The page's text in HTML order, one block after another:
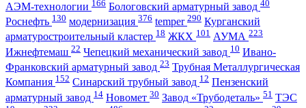
АЭМ-технологии 166 Бологовский арматурный завод 40
Роснефть 130 модернизация 376 temper 290 Курганский
арматуростроительный кластер 18 ЖКХ 101 АУМА 223
Ижнефтемаш 22 Чепецкий механический завод 10 Ивано-
Франковский арматурный завод 23 Трубная Металлургическая
Компания 152 Синарский трубный завод 12 Пензенский
арматурный завод 14 Новомет 30 Завод «Трубодеталь» 51 ТЭС